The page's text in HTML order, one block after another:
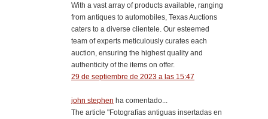
With a vast array of products available, ranging
from antiques to automobiles, Texas Auctions
caters to a diverse clientele. Our esteemed
team of experts meticulously curates each
auction, ensuring the highest quality and
authenticity of the items on offer.
29 de septiembre de 2023 a las 15:47
john stephen ha comentado...
The article "Fotografías antiguas insertadas en